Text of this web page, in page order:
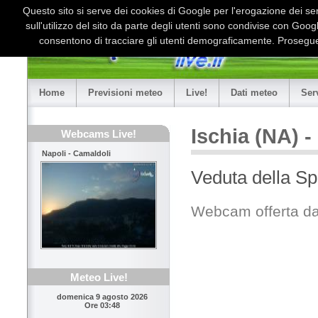
Home Previsioni meteo Live! Dati meteo
Webcams Live!
Napoli - Camaldoli
Meteo Live!
domenica 9 agosto 2026
Ore 03:48
Ischia (NA)
Veduta della
Webcam offerta
Questo sito si serve dei cookies di Google per l'erogazione dei
sull'utilizzo del sito da parte degli utenti sono condivise con
consentono di tracciare gli utenti demograficamente.